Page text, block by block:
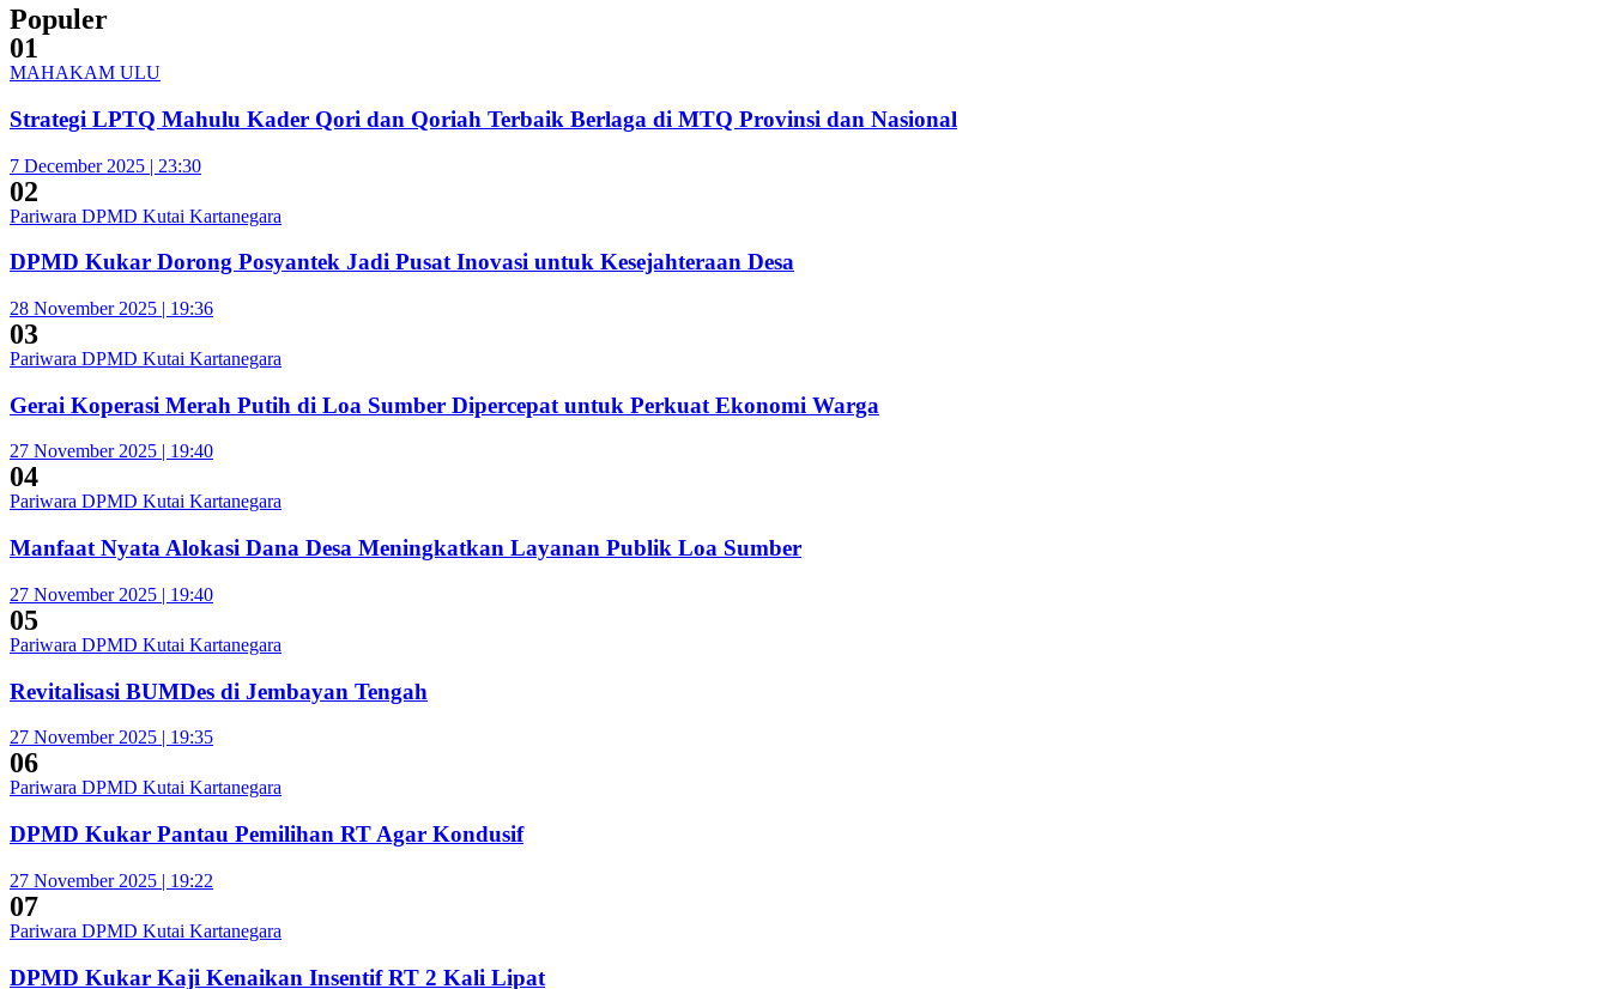
Populer
01
MAHAKAM ULU
Strategi LPTQ Mahulu Kader Qori dan Qoriah Terbaik Berlaga di MTQ Provinsi dan Nasional
7 December 2025 | 23:30
02
Pariwara DPMD Kutai Kartanegara
DPMD Kukar Dorong Posyantek Jadi Pusat Inovasi untuk Kesejahteraan Desa
28 November 2025 | 19:36
03
Pariwara DPMD Kutai Kartanegara
Gerai Koperasi Merah Putih di Loa Sumber Dipercepat untuk Perkuat Ekonomi Warga
27 November 2025 | 19:40
04
Pariwara DPMD Kutai Kartanegara
Manfaat Nyata Alokasi Dana Desa Meningkatkan Layanan Publik Loa Sumber
27 November 2025 | 19:40
05
Pariwara DPMD Kutai Kartanegara
Revitalisasi BUMDes di Jembayan Tengah
27 November 2025 | 19:35
06
Pariwara DPMD Kutai Kartanegara
DPMD Kukar Pantau Pemilihan RT Agar Kondusif
27 November 2025 | 19:22
07
Pariwara DPMD Kutai Kartanegara
DPMD Kukar Kaji Kenaikan Insentif RT 2 Kali Lipat